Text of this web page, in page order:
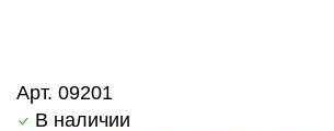
Арт. 09201
В наличии